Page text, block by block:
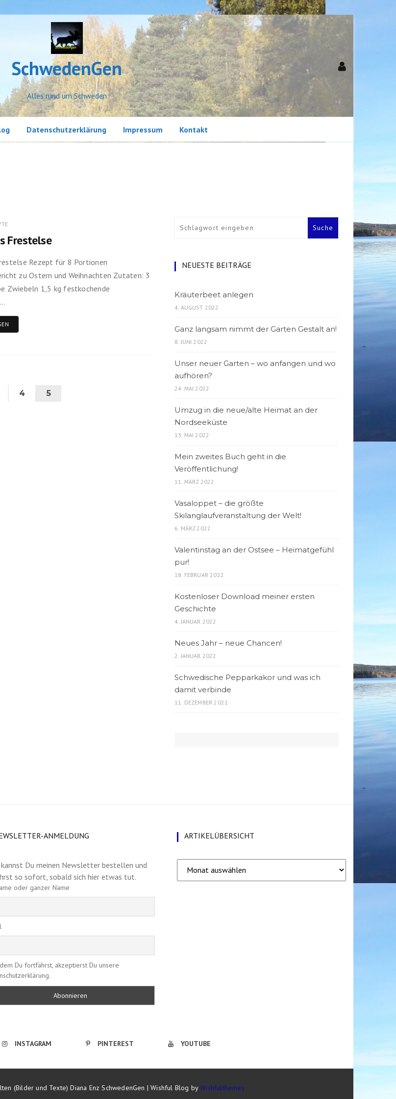
SchwedenGen
Alles rund um Schweden
Datenschutzerklärung Impressum Kontakt
Frestelse
Rezept für 8 Portionen
zu Ostern und Weihnachten Zutaten: 3
Zwiebeln 1,5 kg festkochende
4 5
NEUESTE BEITRÄGE
Kräuterbeet anlegen
4. AUGUST 2022
Ganz langsam nimmt der Garten Gestalt an!
8. JUNI 2022
Unser neuer Garten – wo anfangen und wo
aufhören?
24. MAI 2022
Umzug in die neue/alte Heimat an der
Nordseeküste
13. MAI 2022
Mein zweites Buch geht in die
Veröffentlichung!
11. MÄRZ 2022
Vasaloppet – die größte
Skilanglaufveranstaltung der Welt!
6. MÄRZ 2022
Valentinstag an der Ostsee – Heimatgefühl
pur!
18. FEBRUAR 2022
Kostenloser Download meiner ersten
Geschichte
4. JANUAR 2022
Neues Jahr – neue Chancen!
2. JANUAR 2022
Schwedische Pepparkakor und was ich
damit verbinde
11. DEZEMBER 2021
ANMELDUNG
kannst Du meinen Newsletter bestellen und
so sofort, sobald sich hier etwas tut.
oder ganzer Name
Du fortfährst, akzeptierst Du unsere
ARTIKELÜBERSICHT
INSTAGRAM PINTEREST YOUTUBE
(Bilder und Texte) Diana Enz SchwedenGen | Wishful Blog byWishfulthemes